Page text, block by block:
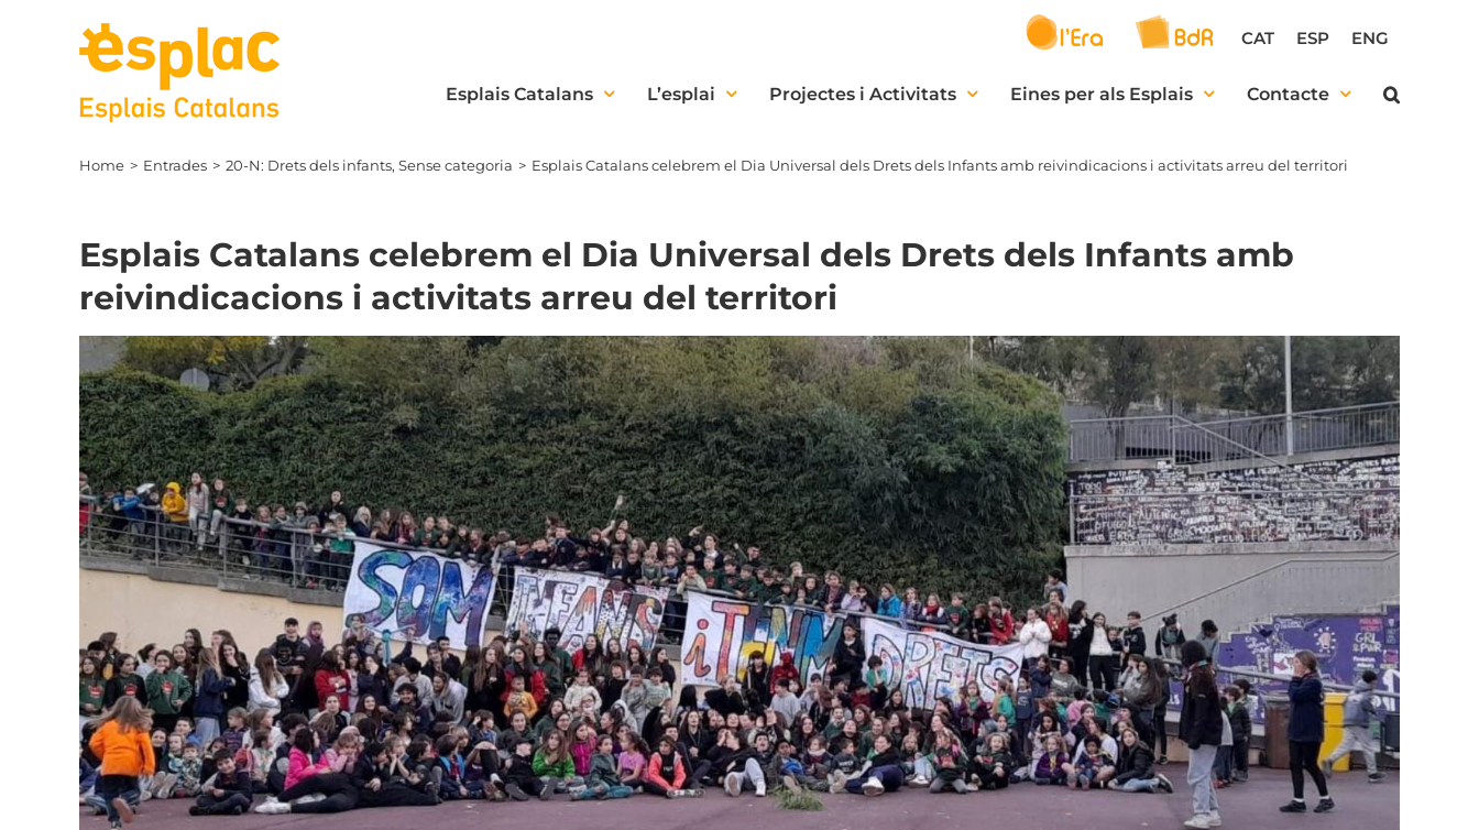
CAT ESP ENG
Esplais Catalans L’esplai Projectes i Activitats Eines per als Esplais Contacte
Home Entrades 20-N: Drets dels infants Sense categoria Esplais Catalans celebrem el Dia Universal dels Drets dels Infants amb reivindicacions i activitats arreu del territori
Esplais Catalans celebrem el Dia Universal dels Drets dels Infants amb
reivindicacions i activitats arreu del territori
View
Larger
Image